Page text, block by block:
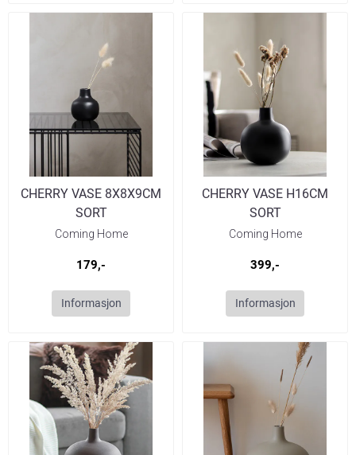
CHERRY VASE 8X8X9CM
SORT
Coming Home
179,-
Informasjon
CHERRY VASE H16CM
SORT
Coming Home
399,-
Informasjon